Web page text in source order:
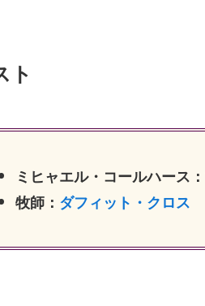
ト
ミヒャエル・コールハース：
牧師： ダフィット・クロス